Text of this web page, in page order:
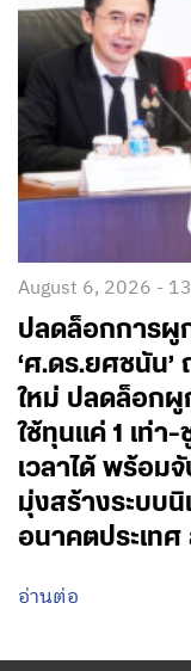
August 6, 2026 -
ปลดล็อกการผู
‘ศ.ดร.ยศชนัน
ใหม่ ปลดล็อกผู
ใช้ทุนแค่ 1 เท่า
เวลาได้ พร้อม
มุ่งสร้างระบบ
อนาคตประเท
อ่านต่อ